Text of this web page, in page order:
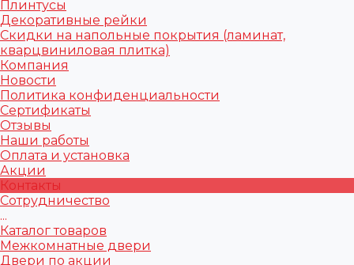
Плинтусы
Декоративные рейки
Скидки на напольные покрытия (ламинат,
кварцвиниловая плитка)
Компания
Новости
Политика конфиденциальности
Сертификаты
Отзывы
Наши работы
Оплата и установка
Акции
Контакты
Сотрудничество
...
Каталог товаров
Межкомнатные двери
Двери по акции